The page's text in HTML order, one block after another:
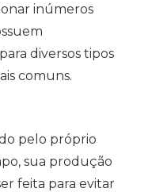
inúmeros
diversos tipos
comuns.
pelo próprio
sua produção
feita para evitar